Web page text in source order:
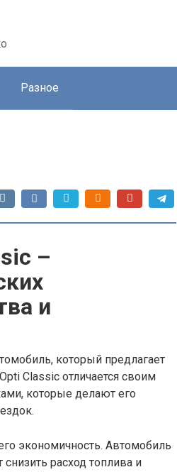
Разное
–
и
который предлагает
Classic отличается своим
которые делают его
экономичность. Автомобиль
расход топлива и